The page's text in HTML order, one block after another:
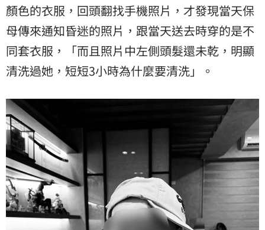
顏色的衣服，回頭翻找手機照片，才發現當天保
母傳來通知昏迷的照片，跟當天送去時穿的是不
同套衣服，「而且照片中左側頭髮還未乾，明顯
清洗過她，短短3小時為什麼要清洗」。